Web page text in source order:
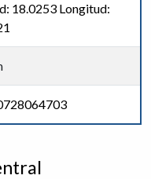
18.0253 Longitud: